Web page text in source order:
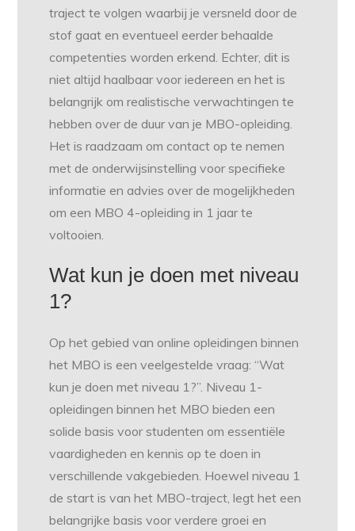
traject te volgen waarbij je versneld door de
stof gaat en eventueel eerder behaalde
competenties worden erkend. Echter, dit is
niet altijd haalbaar voor iedereen en het is
belangrijk om realistische verwachtingen te
hebben over de duur van je MBO-opleiding.
Het is raadzaam om contact op te nemen
met de onderwijsinstelling voor specifieke
informatie en advies over de mogelijkheden
om een MBO 4-opleiding in 1 jaar te
voltooien.
Wat kun je doen met niveau
1?
Op het gebied van online opleidingen binnen
het MBO is een veelgestelde vraag: “Wat
kun je doen met niveau 1?”. Niveau 1-
opleidingen binnen het MBO bieden een
solide basis voor studenten om essentiële
vaardigheden en kennis op te doen in
verschillende vakgebieden. Hoewel niveau 1
de start is van het MBO-traject, legt het een
belangrijke basis voor verdere groei en